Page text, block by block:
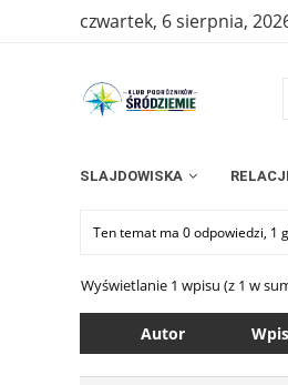
czwartek, 6 sierpnia,
SLAJDOWISKA
Ten temat ma 0 odpowiedzi, 1
Wyświetlanie 1 wpisu (z 1 w
Autor